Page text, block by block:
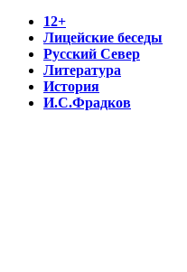
12+
Лицейские беседы
Русский Север
Литература
История
И.С.Фрадков